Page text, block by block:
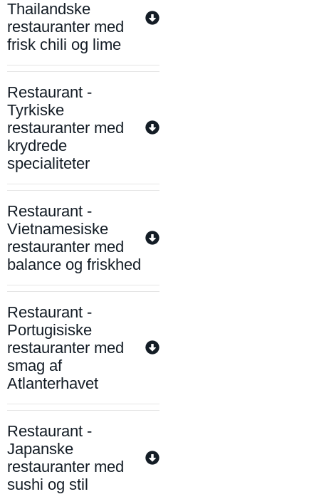
Thailandske
restauranter med
frisk chili og lime
Restaurant -
Tyrkiske
restauranter med
krydrede
specialiteter
Restaurant -
Vietnamesiske
restauranter med
balance og friskhed
Restaurant -
Portugisiske
restauranter med
smag af
Atlanterhavet
Restaurant -
Japanske
restauranter med
sushi og stil